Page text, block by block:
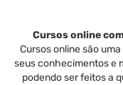
Cursos online
Cursos online são
seus conhecimentos e
podendo ser feitos a